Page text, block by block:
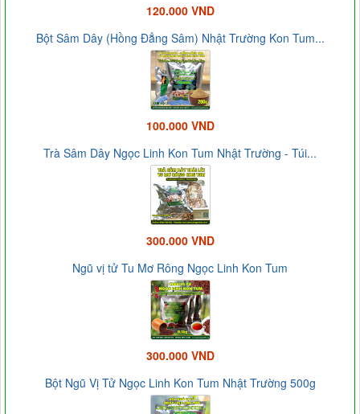
120.000 VND
Bột Sâm Dây (Hồng Đẳng Sâm) Nhật Trường Kon Tum...
100.000 VND
Trà Sâm Dây Ngọc Linh Kon Tum Nhật Trường - Túi...
300.000 VND
Ngũ vị tử Tu Mơ Rông Ngọc Linh Kon Tum
300.000 VND
Bột Ngũ Vị Tử Ngọc Linh Kon Tum Nhật Trường 500g